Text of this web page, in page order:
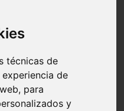
técnicas de
de
para
y